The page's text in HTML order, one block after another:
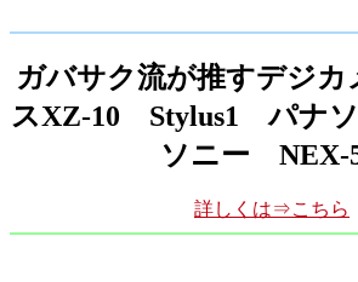
ガバサク流が推すデジ
スXZ-10 Stylus1 パナソ
ソニー NEX-
詳しくは⇒こちら